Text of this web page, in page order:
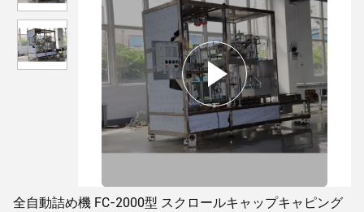
全自動詰め機 FC-2000型 スクロールキャップキャピング